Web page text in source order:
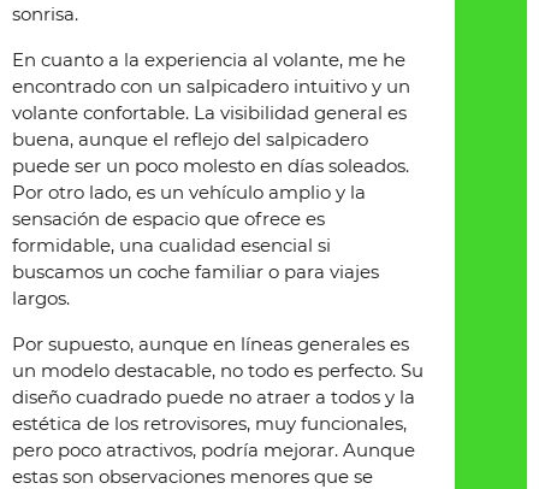
sonrisa.
En cuanto a la experiencia al volante, me he
encontrado con un salpicadero intuitivo y un
volante confortable. La visibilidad general es
buena, aunque el reflejo del salpicadero
puede ser un poco molesto en días soleados.
Por otro lado, es un vehículo amplio y la
sensación de espacio que ofrece es
formidable, una cualidad esencial si
buscamos un coche familiar o para viajes
largos.
Por supuesto, aunque en líneas generales es
un modelo destacable, no todo es perfecto. Su
diseño cuadrado puede no atraer a todos y la
estética de los retrovisores, muy funcionales,
pero poco atractivos, podría mejorar. Aunque
estas son observaciones menores que se